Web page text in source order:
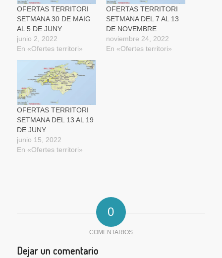
una
ventana
nueva)
OFERTAS TERRITORI
SETMANA 30 DE MAIG
AL 5 DE JUNY
junio 2, 2022
En «Ofertes territori»
OFERTAS TERRITORI
SETMANA DEL 7 AL 13
DE NOVEMBRE
noviembre 24, 2022
En «Ofertes territori»
OFERTAS TERRITORI
SETMANA DEL 13 AL 19
DE JUNY
junio 15, 2022
En «Ofertes territori»
0
COMENTARIOS
Dejar un comentario